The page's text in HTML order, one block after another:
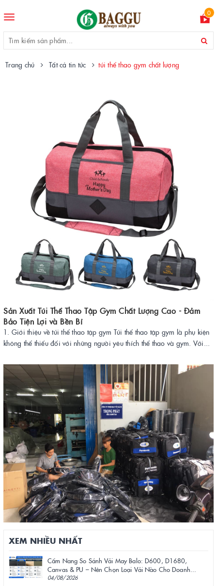
Toggle
0
Trang chủ Tất cả tin tức túi thể thao gym chất lượng
Sản Xuất Túi Thể Thao Tập Gym Chất Lượng Cao - Đảm
Bảo Tiện Lợi và Bền Bỉ
1. Giới thiệu về túi thể thao tập gym Túi thể thao tập gym là phụ kiện
không thể thiếu đối với những người yêu thích thể thao và gym. Với...
XEM NHIỀU NHẤT
Cẩm Nang So Sánh Vải May Balo: D600, D1680,
Canvas & PU – Nên Chọn Loại Vải Nào Cho Doanh...
04/08/2026